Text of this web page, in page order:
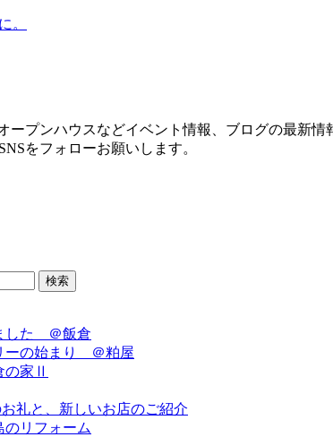
。
ープンハウスなどイベント情報、ブログの最新情
をフォローお願いします。
検索
した ＠飯倉
ーの始まり ＠粕屋
の家Ⅱ
礼と、新しいお店のご紹介
リフォーム